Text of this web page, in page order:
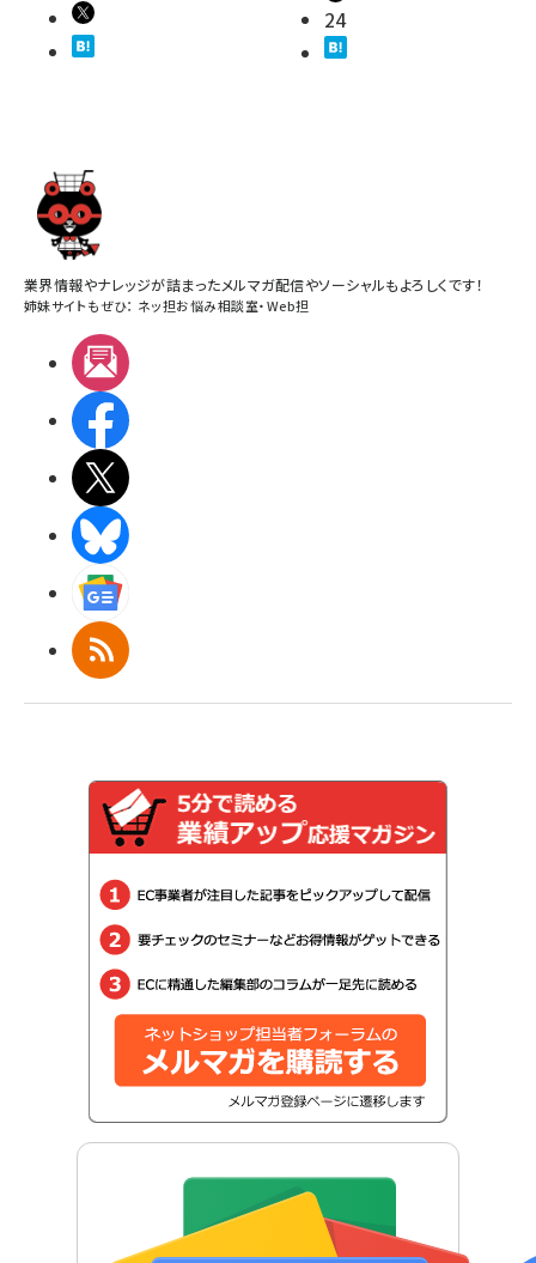
24
業界情報やナレッジが詰まったメルマガ配信やソーシャルもよろしくです！
姉妹サイトもぜひ： ネッ担お悩み相談室・Web担
RSS